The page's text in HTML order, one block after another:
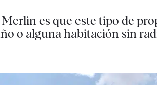
es que este tipo de
o alguna habitación sin